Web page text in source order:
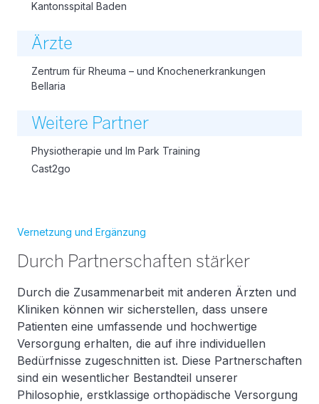
Kantonsspital Baden
Ärzte
Zentrum für Rheuma – und Knochenerkrankungen
Bellaria
Weitere Partner
Physiotherapie und Im Park Training
Cast2go
Vernetzung und Ergänzung
Durch Partnerschaften stärker
Durch die Zusammenarbeit mit anderen Ärzten und
Kliniken können wir sicherstellen, dass unsere
Patienten eine umfassende und hochwertige
Versorgung erhalten, die auf ihre individuellen
Bedürfnisse zugeschnitten ist. Diese Partnerschaften
sind ein wesentlicher Bestandteil unserer
Philosophie, erstklassige orthopädische Versorgung